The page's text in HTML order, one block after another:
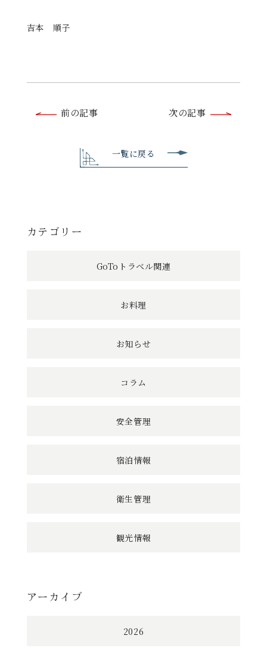
吉本 順子
へ
前の記事 次の記事
一覧に戻る
カテゴリー
GoToトラベル関連
お料理
お知らせ
コラム
安全管理
宿泊情報
衛生管理
観光情報
アーカイブ
2026